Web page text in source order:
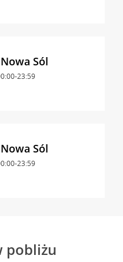
Sól
23:59
Sól
23:59
pobliżu